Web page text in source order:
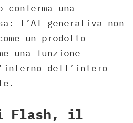
conferma una
l’AI generativa non
un prodotto
una funzione
dell’intero
Flash, il